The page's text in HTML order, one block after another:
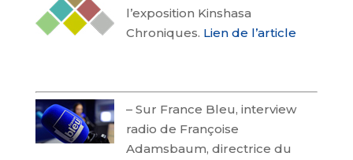
l’exposition Kinshasa
Chroniques. Lien de l’article
–Sur France Bleu, interview
radio de Françoise
Adamsbaum, directrice du